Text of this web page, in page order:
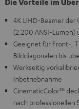
Die Vorteile im
4K UHD-Beamer der
(2.200 ANSI-
Geeignet für Front-,
Bilddiagonalen bis
Werkseitig
Inbetriebnahme
CinematicColor™
nach professionellen